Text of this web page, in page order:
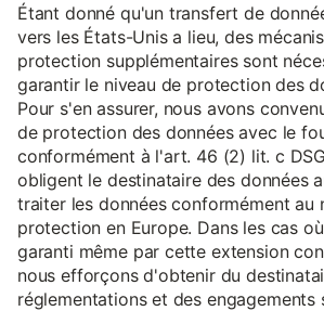
Étant donné qu'un transfert de
vers les États-Unis a lieu, des
protection supplémentaires sont
garantir le niveau de protection des
Pour s'en assurer, nous avons
de protection des données avec le
conformément à l'art. 46 (2) lit. c
obligent le destinataire des données
traiter les données conformément au
protection en Europe. Dans les cas
garanti même par cette extension
nous efforçons d'obtenir du
réglementations et des engagements